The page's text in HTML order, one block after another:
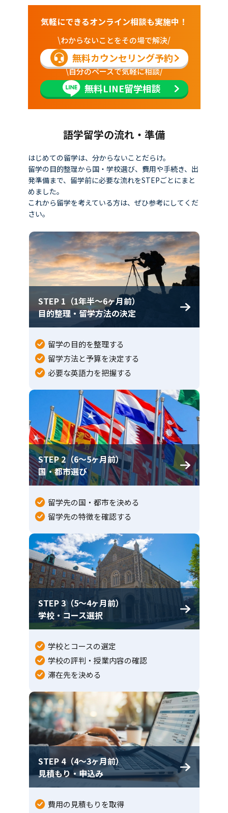
気軽にできるオンライン相談も実施中！
\わからないことをその場で解決/
無料カウンセリング予約
\自分のペースで気軽に相談/
無料LINE留学相談
語学留学の流れ・準備
はじめての留学は、分からないことだらけ。
留学の目的整理から国・学校選び、費用や手続き、出
発準備まで、留学前に必要な流れをSTEPごとにまと
めました。
これから留学を考えている方は、ぜひ参考にしてくだ
さい。
STEP 1（1年半〜6ヶ月前）
目的整理・留学方法の決定
留学の目的を整理する
留学方法と予算を決定する
必要な英語力を把握する
STEP 2（6〜5ヶ月前）
国・都市選び
留学先の国・都市を決める
留学先の特徴を確認する
STEP 3（5〜4ヶ月前）
学校・コース選択
学校とコースの選定
学校の評判・授業内容の確認
滞在先を決める
STEP 4（4〜3ヶ月前）
見積もり・申込み
費用の見積もりを取得